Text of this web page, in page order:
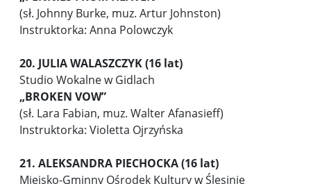
(sł. Johnny Burke, muz. Artur Johnston)
Instruktorka: Anna Polowczyk
20. JULIA WALASZCZYK (16 lat)
Studio Wokalne w Gidlach
„BROKEN VOW”
(sł. Lara Fabian, muz. Walter Afanasieff)
Instruktorka: Violetta Ojrzyńska
21. ALEKSANDRA PIECHOCKA (16 lat)
Miejsko-Gminny Ośrodek Kultury w Ślesinie